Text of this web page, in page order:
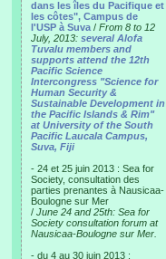
dans les îles du Pacifique et
les côtes", Campus de
l'USP à Suva / From 8 to 12
July, 2013: several Alofa
Tuvalu members and
supports attend the 12th
Pacific Science
Intercongress "Science for
Human Security &
Sustainable Development in
the Pacific Islands & Rim"
at University of the South
Pacific Laucala Campus,
Suva, Fiji
- 24 et 25 juin 2013 : Sea for
Society, consultation des
parties prenantes à Nausicaa-
Boulogne sur Mer
/ June 24 and 25th: Sea for
Society consultation forum at
Nausicaa-Boulogne sur Mer.
- du 4 au 30 juin 2013 :